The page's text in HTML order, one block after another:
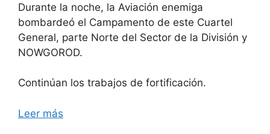
Durante la noche, la Aviación enemiga
bombardeó el Campamento de este Cuartel
General, parte Norte del Sector de la División y
NOWGOROD.
Continúan los trabajos de fortificación.
Leer más